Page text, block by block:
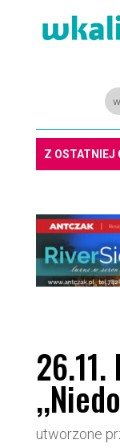
Z OSTATNIEJ
utworzone